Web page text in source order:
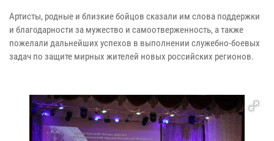
Артисты, родные и близкие бойцов сказали им слова поддержки
и благодарности за мужество и самоотверженность, а также
пожелали дальнейших успехов в выполнении служебно-боевых
задач по защите мирных жителей новых российских регионов.